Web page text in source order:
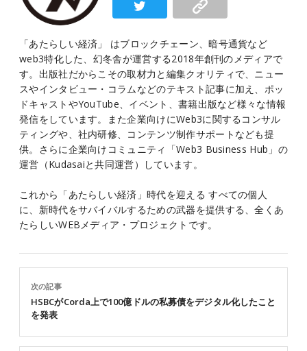
「あたらしい経済」 はブロックチェーン、暗号通貨など
web3特化した、幻冬舎が運営する2018年創刊のメディアで
す。出版社だからこその取材力と編集クオリティで、ニュー
スやインタビュー・コラムなどのテキスト記事に加え、ポッ
ドキャストやYouTube、イベント、書籍出版など様々な情報
発信をしています。また企業向けにWeb3に関するコンサル
ティングや、社内研修、コンテンツ制作サポートなども提
供。さらに企業向けコミュニティ「Web3 Business Hub」の
運営（Kudasaiと共同運営）しています。
これから「あたらしい経済」時代を迎える すべての個人
に、新時代をサバイバルするための武器を提供する、全くあ
たらしいWEBメディア・プロジェクトです。
次の記事
HSBCがCorda上で100億ドルの私募債をデジタル化したこと
を発表